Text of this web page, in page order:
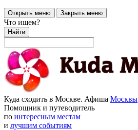
Открыть меню Закрыть меню
Что ищем?
Найти
Куда сходить в Москве. Афиша Москвы
Помощник и путеводитель
по интересным местам
и лучшим событиям